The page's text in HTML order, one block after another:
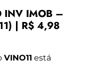
INV IMOB –
| R$ 4,98
VINO11 está